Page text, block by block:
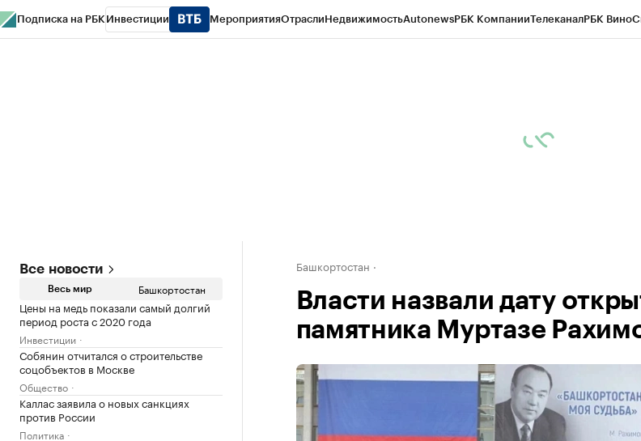
Подписка на РБК Инвестиции МероприятияОтраслиНедвижимостьAutonewsРБК КомпанииТелеканалРБК Вино
Все новости
Весь мир Башкортостан
Цены на медь показали самый долгий
период роста с 2020 года
Инвестиции
Собянин отчитался о строительстве
соцобъектов в Москве
Общество
Каллас заявила о новых санкциях
против России
Политика
Башкортостан
Власти назвали дату
памятника Муртазе